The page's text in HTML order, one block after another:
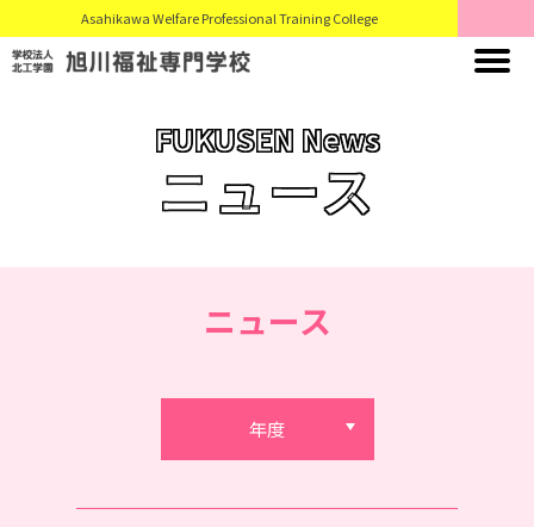
Asahikawa Welfare Professional Training College
FUKUSEN News
ニュース
ニュース
年度